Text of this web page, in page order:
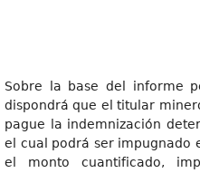
Sobre la base del informe
dispondrá que el titular
pague la indemnización
el cual podrá ser impugnado
el monto cuantificado,